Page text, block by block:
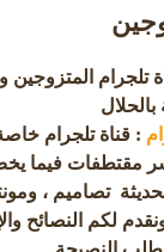
تلجرام المتزوجين
: قناة تلجرام
مقتطفات فيما
تصاميم ،
ونقدم لكم النصائح